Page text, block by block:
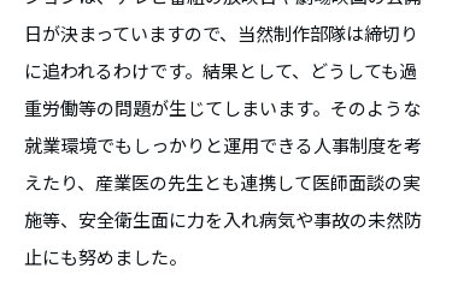
日が決まっていますので、当然制作部隊は締切り
に追われるわけです。結果として、どうしても過
重労働等の問題が生じてしまいます。そのような
就業環境でもしっかりと運用できる人事制度を考
えたり、産業医の先生とも連携して医師面談の実
施等、安全衛生面に力を入れ病気や事故の未然防
止にも努めました。